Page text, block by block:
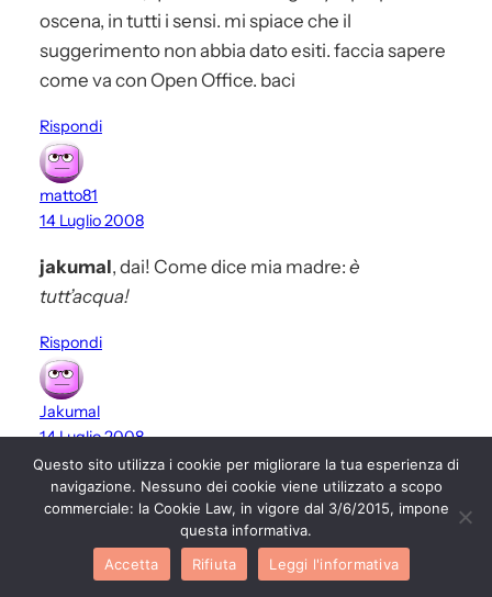
oscena, in tutti i sensi. mi spiace che il
suggerimento non abbia dato esiti. faccia sapere
come va con Open Office. baci
Rispondi
matto81
14 Luglio 2008
jakumal, dai! Come dice mia madre: è
tutt’acqua!
Rispondi
Jakumal
14 Luglio 2008
6 fette di anguria…che quindi dovrebbero essere
di dimensioni medie..fai pure 200-300 gr l’una…1
chilo e duecentogrammi…( e si parla di qualcosa
fuori pasto..).
Questo sito utilizza i cookie per migliorare la tua esperienza di
navigazione. Nessuno dei cookie viene utilizzato a scopo
commerciale: la Cookie Law, in vigore dal 3/6/2015, impone
questa informativa.
Accetta
Rifiuta Leggi l'informativa